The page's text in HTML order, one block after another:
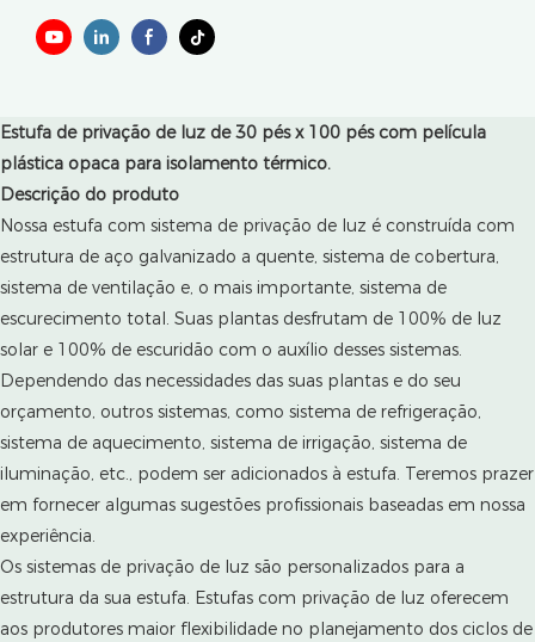
Estufa de privação de luz de 30 pés x 100 pés com película
plástica opaca para isolamento térmico.
Descrição do produto
Nossa estufa com sistema de privação de luz é construída com
estrutura de aço galvanizado a quente, sistema de cobertura,
sistema de ventilação e, o mais importante, sistema de
escurecimento total. Suas plantas desfrutam de 100% de luz
solar e 100% de escuridão com o auxílio desses sistemas.
Dependendo das necessidades das suas plantas e do seu
orçamento, outros sistemas, como sistema de refrigeração,
sistema de aquecimento, sistema de irrigação, sistema de
iluminação, etc., podem ser adicionados à estufa. Teremos prazer
em fornecer algumas sugestões profissionais baseadas em nossa
experiência.
Os sistemas de privação de luz são personalizados para a
estrutura da sua estufa. Estufas com privação de luz oferecem
aos produtores maior flexibilidade no planejamento dos ciclos de